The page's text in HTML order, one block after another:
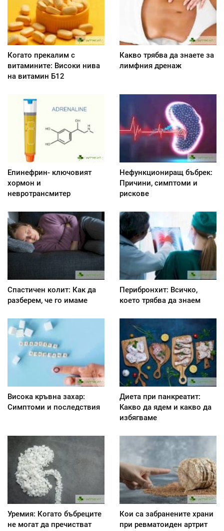
Когато прекалим с
витамините: Високи нива
на витамин Б12
Какво трябва да знаете за
лимфния дренаж
Епинефрин- ключовият
хормон и
невротрансмитер
Нефункциониращ бъбрек:
Причини, симптоми и
рискове
Спастичен колит: Как да
разберем, че го имаме
Перибронхит: Всичко,
което трябва да знаем
Висока кръвна захар:
Симптоми и последствия
Диета при панкреатит:
Kакво да ядем и какво да
избягваме
Уремия: Когато бъбреците
не могат да пречистват
Кои са забранените храни
при ревматоиден артрит